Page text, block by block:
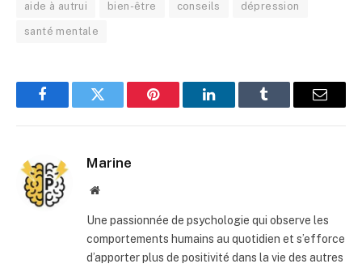
aide à autrui bien-être conseils dépression
santé mentale
FacebookTwitter Pinterest LinkedInTumblr
E-
Marine
Site
Une passionnée de psychologie qui observe les
comportements humains au quotidien et s’efforce
d’apporter plus de positivité dans la vie des autres